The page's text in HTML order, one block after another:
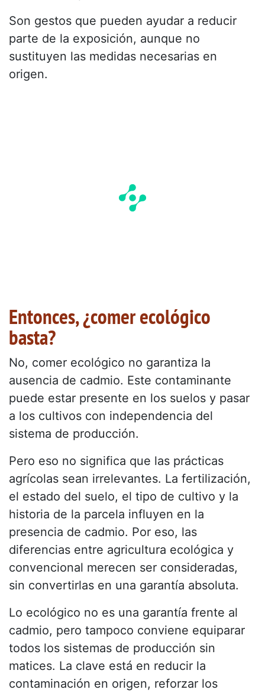
Son gestos que pueden ayudar a reducir
parte de la exposición, aunque no
sustituyen las medidas necesarias en
origen.
Entonces, ¿comer ecológico
basta?
No, comer ecológico no garantiza la
ausencia de cadmio. Este contaminante
puede estar presente en los suelos y pasar
a los cultivos con independencia del
sistema de producción.
Pero eso no significa que las prácticas
agrícolas sean irrelevantes. La fertilización,
el estado del suelo, el tipo de cultivo y la
historia de la parcela influyen en la
presencia de cadmio. Por eso, las
diferencias entre agricultura ecológica y
convencional merecen ser consideradas,
sin convertirlas en una garantía absoluta.
Lo ecológico no es una garantía frente al
cadmio, pero tampoco conviene equiparar
todos los sistemas de producción sin
matices. La clave está en reducir la
contaminación en origen, reforzar los